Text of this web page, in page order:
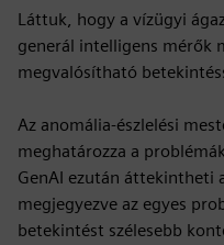
Láttuk, hogy a vízügyi
generál intelligens mérők
megvalósítható
Az anomália-észlelési
meghatározza a
GenAI ezután áttekintheti
megjegyezve az egyes
betekintést szélesebb